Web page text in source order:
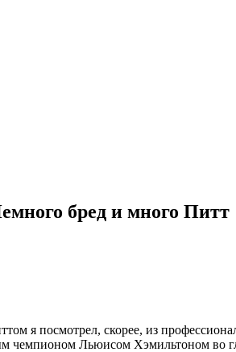
бред и много Питт
я посмотрел, скорее, из
чемпионом Льюисом Хэмильтоном во